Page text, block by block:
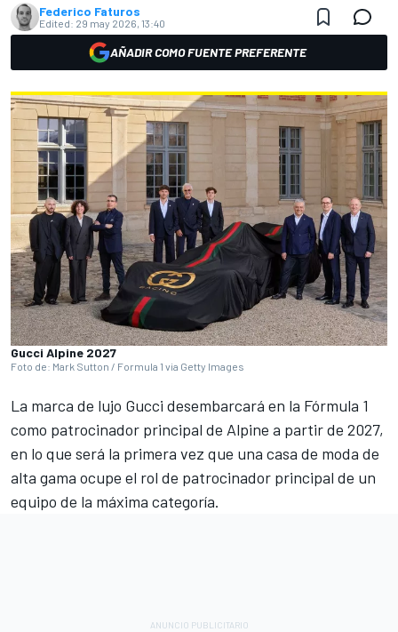
Federico Faturos
Edited: 29 may 2026, 13:40
AÑADIR COMO FUENTE PREFERENTE
Gucci Alpine 2027
Foto de: Mark Sutton / Formula 1 via Getty Images
La marca de lujo Gucci desembarcará en la Fórmula 1
como patrocinador principal de Alpine a partir de 2027,
en lo que será la primera vez que una casa de moda de
alta gama ocupe el rol de patrocinador principal de un
equipo de la máxima categoría.